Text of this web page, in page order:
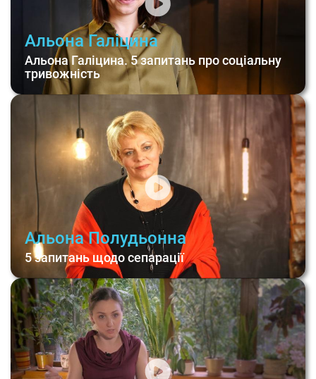
Альона Галіцина
Альона Галіцина. 5 запитань про соціальну
тривожність
Альона Полудьонна
5 запитань щодо сепарації